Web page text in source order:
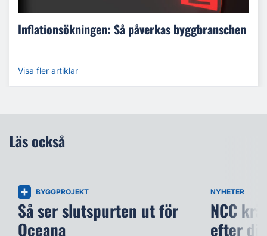
Inflationsökningen: Så påverkas byggbranschen
Visa fler artiklar
Läs också
BYGGPROJEKT
Så ser slutspurten ut för
Oceana
NYHETER
NCC
efter